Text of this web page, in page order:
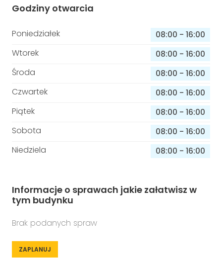
Godziny otwarcia
Poniedziałek 08:00 - 16:00
Wtorek
08:00 - 16:00
Środa
08:00 - 16:00
Czwartek
08:00 - 16:00
Piątek
08:00 - 16:00
Sobota
08:00 - 16:00
Niedziela
08:00 - 16:00
Informacje o sprawach jakie załatwisz w
tym budynku
Brak podanych spraw
ZAPLANUJ